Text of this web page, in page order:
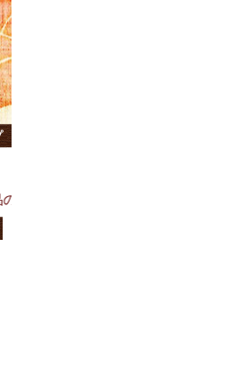
ページです。色々いっぱい買いた